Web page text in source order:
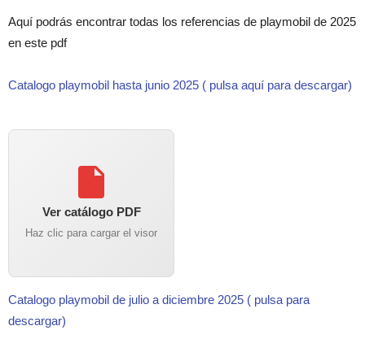
Aquí podrás encontrar todas los referencias de playmobil de 2025
en este pdf
Catalogo playmobil hasta junio 2025 ( pulsa aquí para descargar)
Ver catálogo PDF
Haz clic para cargar el visor
Catalogo playmobil de julio a diciembre 2025 ( pulsa para
descargar)